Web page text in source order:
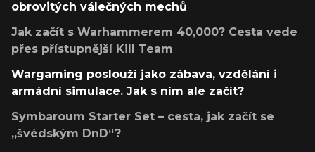
obrovitých válečných mechů
Jak začít s Warhammerem 40,000? Cesta vede
přes přístupnější Kill Team
Wargaming poslouží jako zábava, vzdělání i
armádní simulace. Jak s ním ale začít?
Symbaroum Starter Set – cesta, jak začít se
„švédským DnD“?